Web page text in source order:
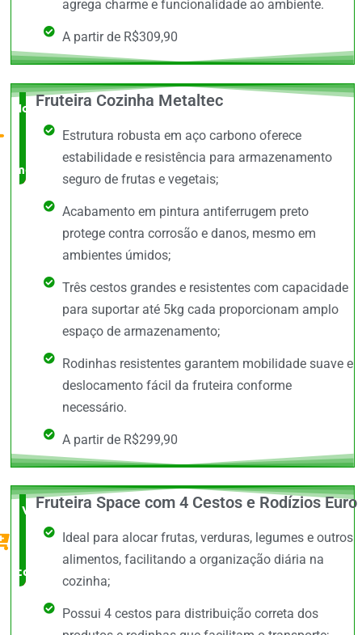
agrega charme e funcionalidade ao ambiente.
A partir de R$309,90
Novidade
no
mercado
Fruteira Cozinha Metaltec
Estrutura robusta em aço carbono oferece
estabilidade e resistência para armazenamento
seguro de frutas e vegetais;
Acabamento em pintura antiferrugem preto
protege contra corrosão e danos, mesmo em
ambientes úmidos;
Três cestos grandes e resistentes com capacidade
para suportar até 5kg cada proporcionam amplo
espaço de armazenamento;
Rodinhas resistentes garantem mobilidade suave e
deslocamento fácil da fruteira conforme
necessário.
A partir de R$299,90
Vale a
Pena
comprar
Fruteira Space com 4 Cestos e Rodízios Euro
Ideal para alocar frutas, verduras, legumes e outros
alimentos, facilitando a organização diária na
cozinha;
Possui 4 cestos para distribuição correta dos